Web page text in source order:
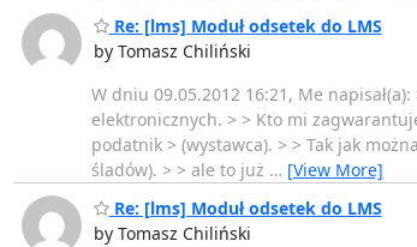
Re: [lms] Moduł odsetek do LMS
by Tomasz Chiliński
W dniu 09.05.2012 16:21, Me
elektronicznych. > > Kto mi
podatnik > (wystawca). > > Tak jak
śladów). > > ale to już … [View More]
Re: [lms] Moduł odsetek do LMS
by Tomasz Chiliński